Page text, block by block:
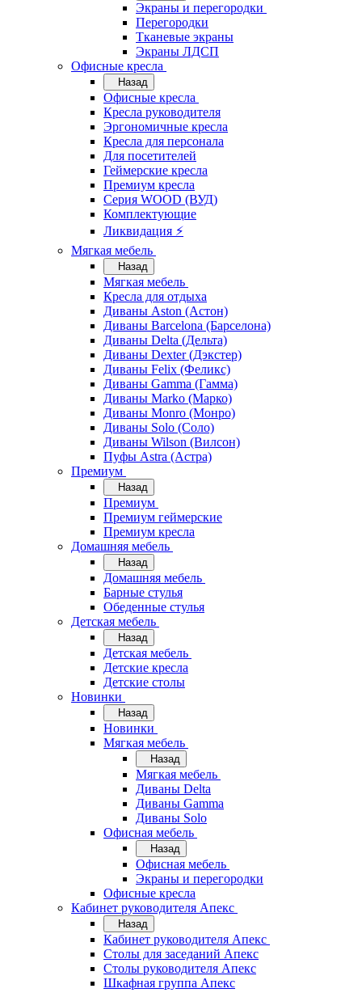
Экраны и перегородки
Перегородки
Тканевые экраны
Экраны ЛДСП
Офисные кресла
Назад
Офисные кресла
Кресла руководителя
Эргономичные кресла
Кресла для персонала
Для посетителей
Геймерские кресла
Премиум кресла
Серия WOOD (ВУД)
Комплектующие
Ликвидация ⚡
Мягкая мебель
Назад
Мягкая мебель
Кресла для отдыха
Диваны Aston (Астон)
Диваны Barcelona (Барселона)
Диваны Delta (Дельта)
Диваны Dexter (Дэкстер)
Диваны Felix (Феликс)
Диваны Gamma (Гамма)
Диваны Marko (Марко)
Диваны Monro (Монро)
Диваны Solo (Соло)
Диваны Wilson (Вилсон)
Пуфы Astra (Астра)
Премиум
Назад
Премиум
Премиум геймерские
Премиум кресла
Домашняя мебель
Назад
Домашняя мебель
Барные стулья
Обеденные стулья
Детская мебель
Назад
Детская мебель
Детские кресла
Детские столы
Новинки
Назад
Новинки
Мягкая мебель
Назад
Мягкая мебель
Диваны Delta
Диваны Gamma
Диваны Solo
Офисная мебель
Назад
Офисная мебель
Экраны и перегородки
Офисные кресла
Кабинет руководителя Апекс
Назад
Кабинет руководителя Апекс
Столы для заседаний Апекс
Столы руководителя Апекс
Шкафная группа Апекс